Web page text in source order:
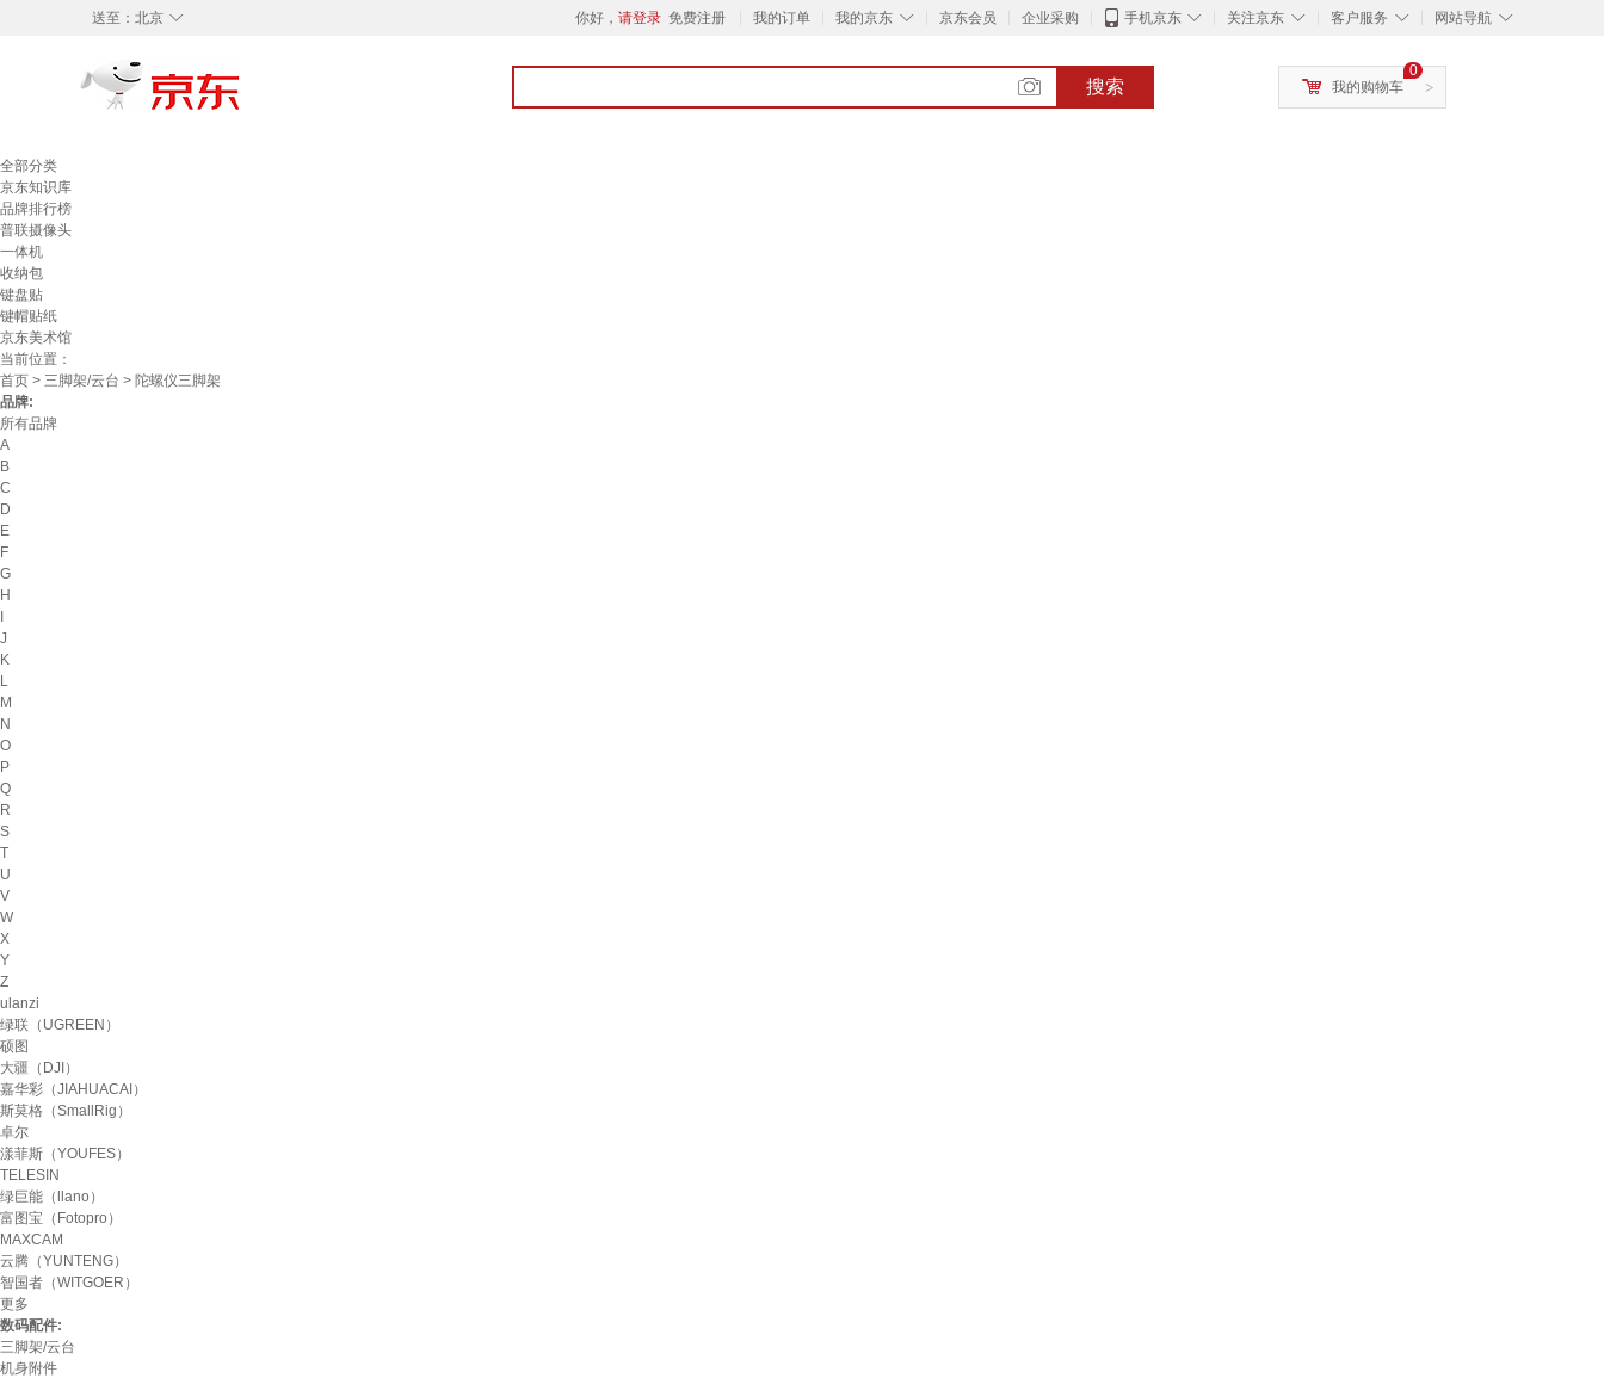
◇
送至： 北京 你好， 请登录 免费注册 我的订单 ◇
我的京东 京东会员 企业采购 ◇
手机京东 ◇
关注京东 ◇
客户服务 ◇
网站导航
搜索 >
0
我的购物车
全部分类
京东知识库
品牌排行榜
普联摄像头
一体机
收纳包
键盘贴
键帽贴纸
京东美术馆
当前位置：
首页 > 三脚架/云台 > 陀螺仪三脚架
品牌:
所有品牌
A
B
C
D
E
F
G
H
J
K
L
M
N
O
P
Q
R
S
T
U
V
W
X
Y
Z
ulanzi
绿联（UGREEN）
硕图
大疆（DJI）
嘉华彩（JIAHUACAI）
斯莫格（SmallRig）
卓尔
漾菲斯（YOUFES）
TELESIN
绿巨能（llano）
富图宝（Fotopro）
MAXCAM
云腾（YUNTENG）
智国者（WITGOER）
更多
数码配件:
三脚架/云台
机身附件